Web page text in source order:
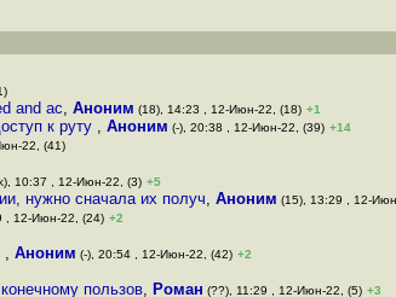
and ac, Аноним (18), 14:23 , 12-Июн-22, (18) +1
к руту , Аноним (-), 20:38 , 12-Июн-22, (39) +14
22, (41)
10:37 , 12-Июн-22, (3) +5
нужно сначала их получ, Аноним (15), 13:29 , 12-
, 12-Июн-22, (24) +2
, Аноним (-), 20:54 , 12-Июн-22, (42) +2
пользов, Роман (??), 11:29 , 12-Июн-22, (5) +3